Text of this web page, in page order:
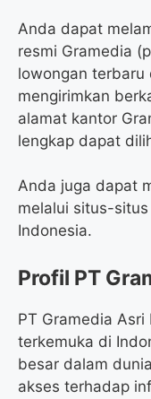
Anda dapat
resmi Gramedia
lowongan
mengirimkan
alamat kantor
lengkap dapat
Anda juga dapat
melalui situs-
Indonesia.
Profil PT
PT Gramedia
terkemuka di
besar dalam
akses terhadap